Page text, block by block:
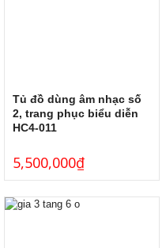
Tủ đồ dùng âm nhạc số
2, trang phục biểu diễn
HC4-011
5,500,000₫